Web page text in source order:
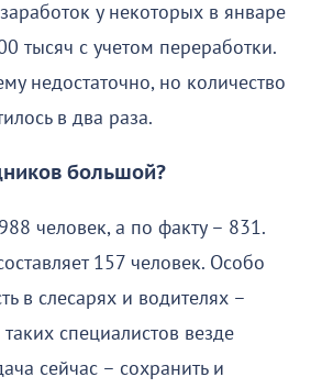
у некоторых в январе
тысяч с учетом переработки.
недостаточно, но количество
в два раза.
большой?
человек, а по факту – 831.
157 человек. Особо
в слесарях и водителях –
специалистов везде
сейчас – сохранить и